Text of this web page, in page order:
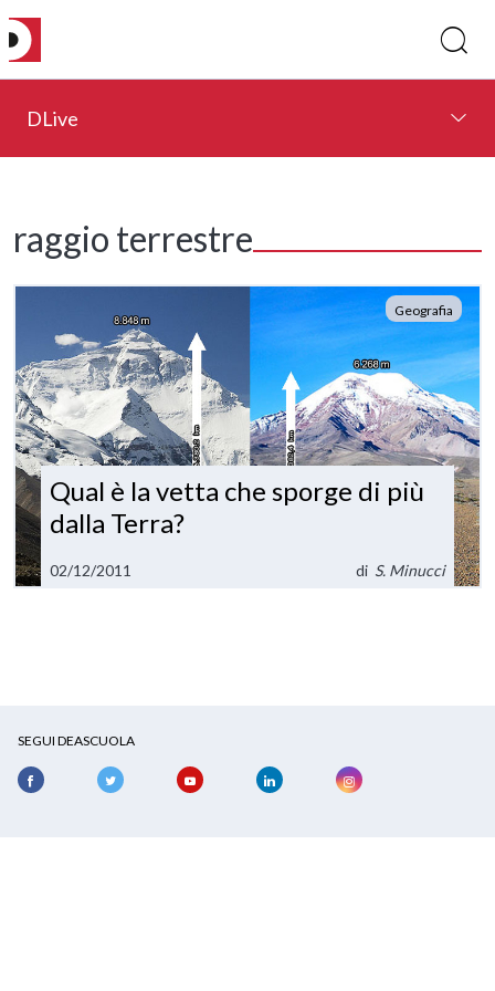
DLive
raggio terrestre
Geografia
Qual è la vetta che sporge di più
dalla Terra?
02/12/2011 di S. Minucci
SEGUI DEASCUOLA